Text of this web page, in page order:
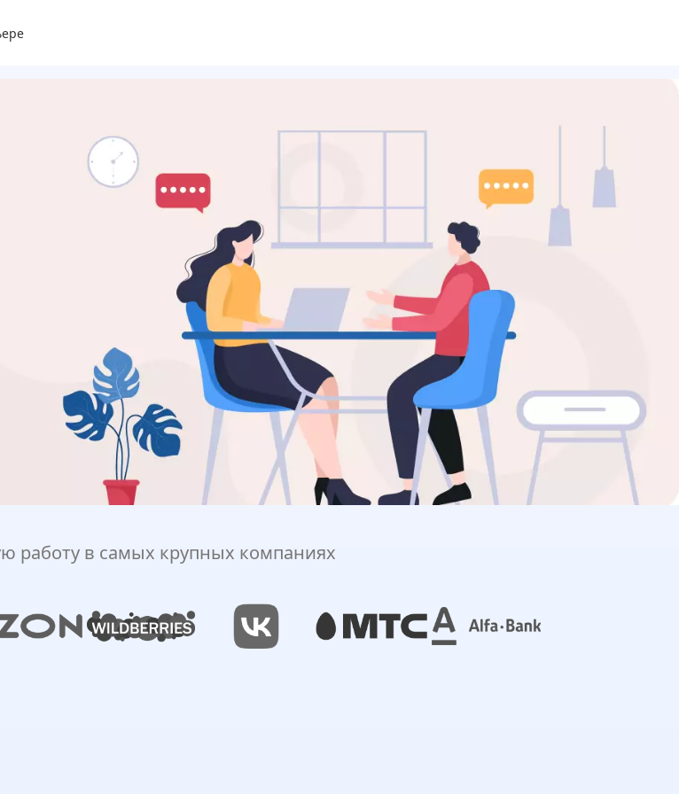
работу в самых крупных компаниях